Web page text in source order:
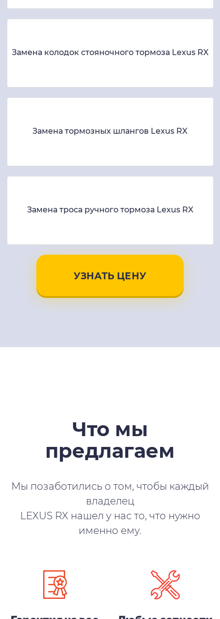
Замена колодок стояночного тормоза Lexus RX
Замена тормозных шлангов Lexus RX
Замена троса ручного тормоза Lexus RX
УЗНАТЬ ЦЕНУ
Что мы
предлагаем
Мы позаботились о том, чтобы каждый
владелец
LEXUS RX нашел у нас то, что нужно
именно ему.